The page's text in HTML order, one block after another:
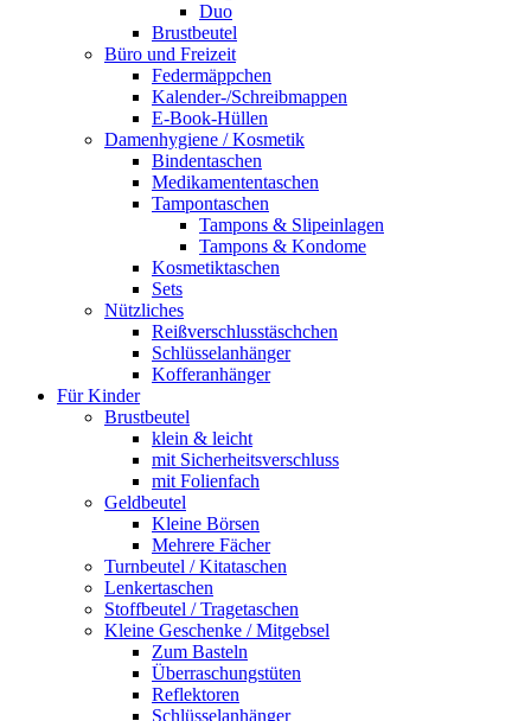
Duo
Brustbeutel
Büro und Freizeit
Federmäppchen
Kalender-/Schreibmappen
E-Book-Hüllen
Damenhygiene / Kosmetik
Bindentaschen
Medikamententaschen
Tampontaschen
Tampons & Slipeinlagen
Tampons & Kondome
Kosmetiktaschen
Sets
Nützliches
Reißverschlusstäschchen
Schlüsselanhänger
Kofferanhänger
Für Kinder
Brustbeutel
klein & leicht
mit Sicherheitsverschluss
mit Folienfach
Geldbeutel
Kleine Börsen
Mehrere Fächer
Turnbeutel / Kitataschen
Lenkertaschen
Stoffbeutel / Tragetaschen
Kleine Geschenke / Mitgebsel
Zum Basteln
Überraschungstüten
Reflektoren
Schlüsselanhänger